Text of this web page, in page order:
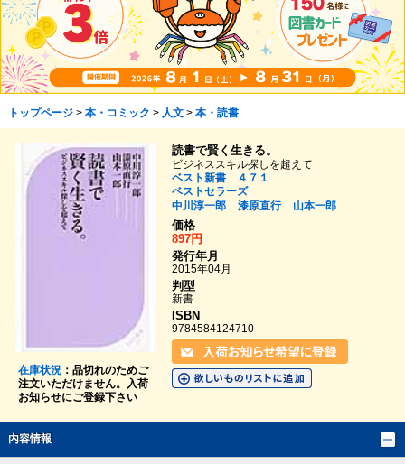
トップページ> 本・コミック > 人文> 本・読書
在庫状況：品切れのためご
注文いただけません。入荷
お知らせにご登録下さい
読書で賢く生きる。
ビジネススキル探しを超えて
ベスト新書 ４７１
ベストセラーズ
中川淳一郎
漆原直行
山本一郎
価格
897円
発行年月
2015年04月
判型
新書
ISBN
9784584124710
内容情報